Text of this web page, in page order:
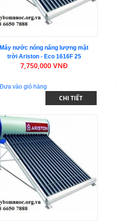
Máy nước nóng năng lượng mặt
trời Ariston - Eco 1616F 25
7,750,000 VNĐ
CHI TIẾT